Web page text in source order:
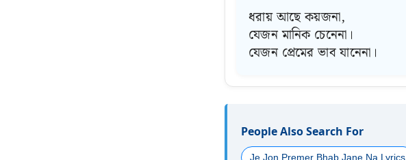
ধরায় আছে কয়জনা,
যেজন মানিক চেনেনা।
যেজন প্রেমের ভাব যানেনা।
People Also Search For
Je Jon Premer Bhab Jane Na Lyrics